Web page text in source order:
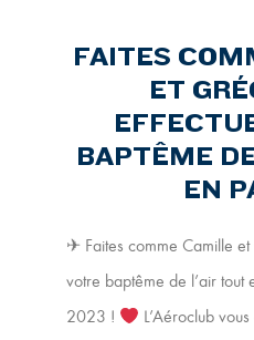
FAITES
ET
BAPTÊME
EN
✈ Faites comme Camille
votre baptême de l’air tout
2023 !
L’Aéroclub